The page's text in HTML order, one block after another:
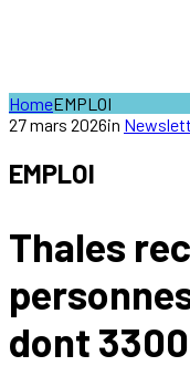
HomeEMPLOI
27 mars 2026in
EMPLOI
Thales
dont